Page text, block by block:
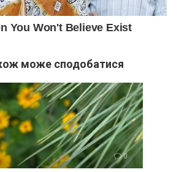
може сподобатися
0